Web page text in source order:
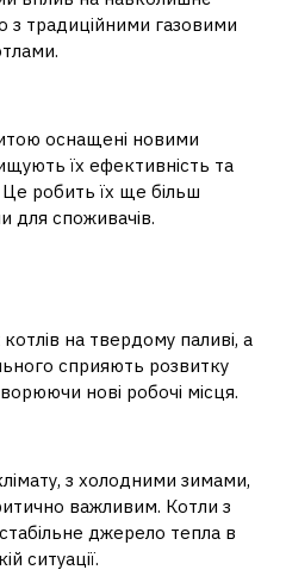
з традиційними газовими
оснащені новими
їх ефективність та
робить їх ще більш
для споживачів.
на твердому паливі, а
сприяють розвитку
нові робочі місця.
з холодними зимами,
важливим. Котли з
джерело тепла в
ситуації.